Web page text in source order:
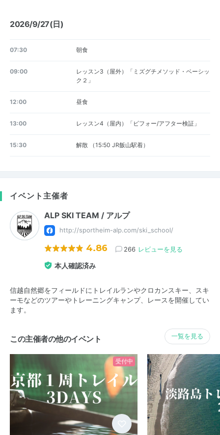
2026/9/27(日)
07:30 朝食
09:00
レッスン3（屋外）「ミズグチメソッド・ベーシッ
ク２」
12:00 昼食
13:00 レッスン4（屋内）「ビフォー/アフター検証」
15:30 解散 （15:50 JR飯山駅着）
イベント主催者
ALP SKI TEAM / アルプ
http://sportheim-alp.com/ski_school/
4.86 266 レビューを見る
本人確認済み
信越自然郷をフィールドにトレイルランやクロカンスキー、スキ
ーモなどのツアーやトレーニングキャンプ、レースを開催してい
ます。
この主催者の他のイベント 一覧を見る
受付中